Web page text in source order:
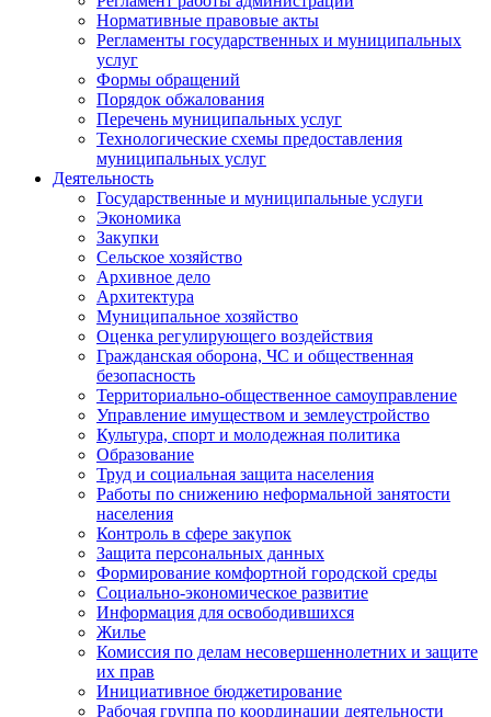
Нормативные правовые акты
Регламенты государственных и муниципальных
услуг
Формы обращений
Порядок обжалования
Перечень муниципальных услуг
Технологические схемы предоставления
муниципальных услуг
Деятельность
Государственные и муниципальные услуги
Экономика
Закупки
Сельское хозяйство
Архивное дело
Архитектура
Муниципальное хозяйство
Оценка регулирующего воздействия
Гражданская оборона, ЧС и общественная
безопасность
Территориально-общественное самоуправление
Управление имуществом и землеустройство
Культура, спорт и молодежная политика
Образование
Труд и социальная защита населения
Работы по снижению неформальной занятости
населения
Контроль в сфере закупок
Защита персональных данных
Формирование комфортной городской среды
Социально-экономическое развитие
Информация для освободившихся
Жилье
Комиссия по делам несовершеннолетних и защите
их прав
Инициативное бюджетирование
Рабочая группа по координации деятельности